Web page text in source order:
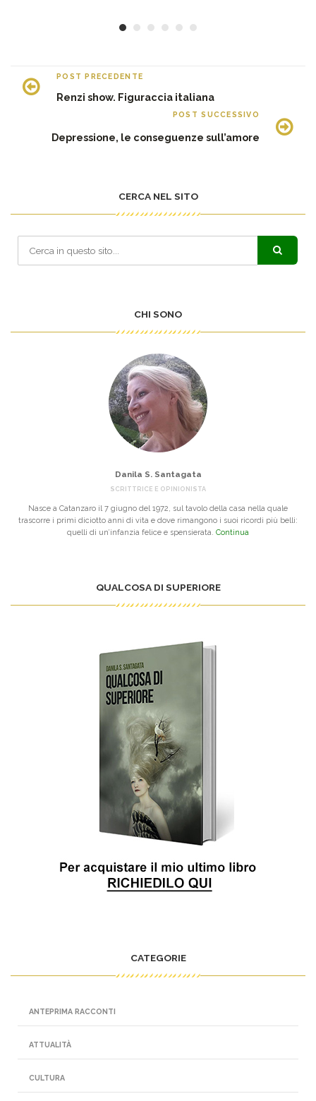
POST PRECEDENTE
Renzi show. Figuraccia italiana
POST SUCCESSIVO
Depressione, le conseguenze sull’amore
CERCA NEL SITO
CHI SONO
Danila S. Santagata
SCRITTRICE E OPINIONISTA
Nasce a Catanzaro il 7 giugno del 1972, sul tavolo della casa nella quale
trascorre i primi diciotto anni di vita e dove rimangono i suoi ricordi più belli:
quelli di un’infanzia felice e spensierata. Continua
QUALCOSA DI SUPERIORE
CATEGORIE
ANTEPRIMA RACCONTI
ATTUALITÀ
CULTURA